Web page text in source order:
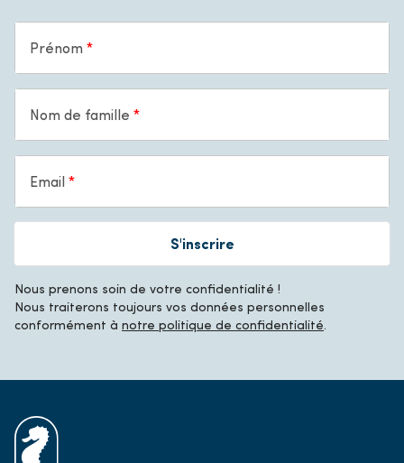
Prénom
Nom de famille
Email
S'inscrire
Nous prenons soin de votre confidentialité !
Nous traiterons toujours vos données personnelles
conformément à notre politique de confidentialité.